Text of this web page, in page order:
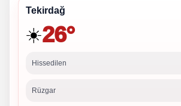
Tekirdağ
☀️26°
Hissedilen
Rüzgar